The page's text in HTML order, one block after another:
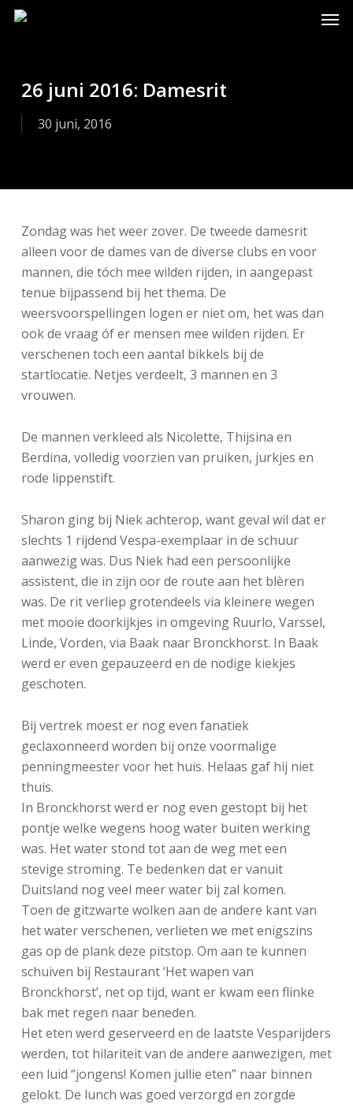
Skip
26 juni 2016: Damesrit
30 juni, 2016
Zondag was het weer zover. De tweede damesrit
alleen voor de dames van de diverse clubs en voor
mannen, die tóch mee wilden rijden, in aangepast
tenue bijpassend bij het thema. De
weersvoorspellingen logen er niet om, het was dan
ook de vraag óf er mensen mee wilden rijden. Er
verschenen toch een aantal bikkels bij de
startlocatie. Netjes verdeelt, 3 mannen en 3
vrouwen.
De mannen verkleed als Nicolette, Thijsina en
Berdina, volledig voorzien van pruiken, jurkjes en
rode lippenstift.
Sharon ging bij Niek achterop, want geval wil dat er
slechts 1 rijdend Vespa-exemplaar in de schuur
aanwezig was. Dus Niek had een persoonlijke
assistent, die in zijn oor de route aan het blèren
was. De rit verliep grotendeels via kleinere wegen
met mooie doorkijkjes in omgeving Ruurlo, Varssel,
Linde, Vorden, via Baak naar Bronckhorst. In Baak
werd er even gepauzeerd en de nodige kiekjes
geschoten.
Bij vertrek moest er nog even fanatiek
geclaxonneerd worden bij onze voormalige
penningmeester voor het huis. Helaas gaf hij niet
thuis.
In Bronckhorst werd er nog even gestopt bij het
pontje welke wegens hoog water buiten werking
was. Het water stond tot aan de weg met een
stevige stroming. Te bedenken dat er vanuit
Duitsland nog veel meer water bij zal komen.
Toen de gitzwarte wolken aan de andere kant van
het water verschenen, verlieten we met enigszins
gas op de plank deze pitstop. Om aan te kunnen
schuiven bij Restaurant ‘Het wapen van
Bronckhorst’, net op tijd, want er kwam een flinke
bak met regen naar beneden.
Het eten werd geserveerd en de laatste Vesparijders
werden, tot hilariteit van de andere aanwezigen, met
een luid “jongens! Komen jullie eten” naar binnen
gelokt. De lunch was goed verzorgd en zorgde